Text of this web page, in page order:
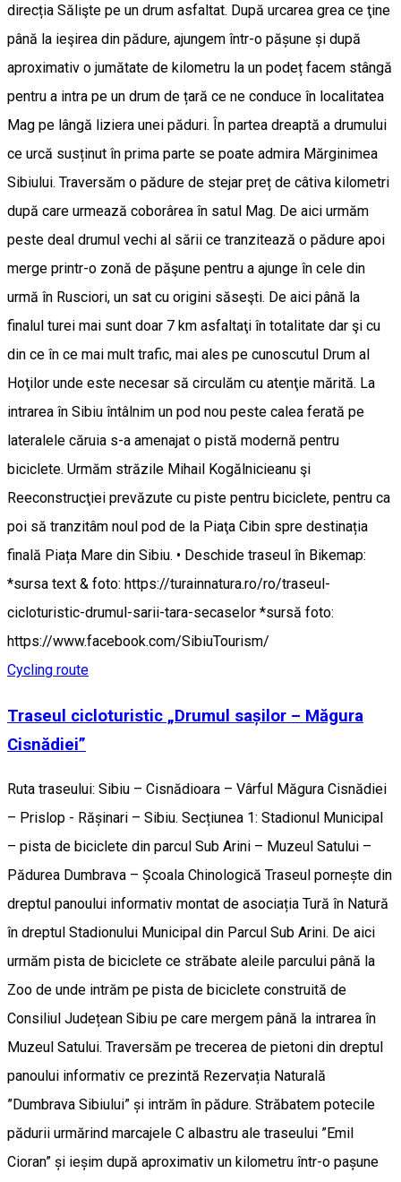
direcția Sălişte pe un drum asfaltat. După urcarea grea ce ţine
până la ieşirea din pădure, ajungem într-o pășune și după
aproximativ o jumătate de kilometru la un podeț facem stângă
pentru a intra pe un drum de țară ce ne conduce în localitatea
Mag pe lângă liziera unei păduri. În partea dreaptă a drumului
ce urcă susținut în prima parte se poate admira Mărginimea
Sibiului. Traversăm o pădure de stejar preț de câtiva kilometri
după care urmează coborârea în satul Mag. De aici urmăm
peste deal drumul vechi al sării ce tranzitează o pădure apoi
merge printr-o zonă de păşune pentru a ajunge în cele din
urmă în Rusciori, un sat cu origini săseşti. De aici până la
finalul turei mai sunt doar 7 km asfaltaţi în totalitate dar şi cu
din ce în ce mai mult trafic, mai ales pe cunoscutul Drum al
Hoţilor unde este necesar să circulăm cu atenţie mărită. La
intrarea în Sibiu întâlnim un pod nou peste calea ferată pe
lateralele căruia s-a amenajat o pistă modernă pentru
biciclete. Urmăm străzile Mihail Kogălnicieanu şi
Reeconstrucţiei prevăzute cu piste pentru biciclete, pentru ca
poi să tranzitâm noul pod de la Piaţa Cibin spre destinația
finală Piața Mare din Sibiu. • Deschide traseul în Bikemap:
*sursa text & foto: https://turainnatura.ro/ro/traseul-
cicloturistic-drumul-sarii-tara-secaselor *sursă foto:
https://www.facebook.com/SibiuTourism/
Cycling route
Traseul cicloturistic „Drumul sașilor – Măgura
Cisnădiei”
Ruta traseului: Sibiu – Cisnădioara – Vârful Măgura Cisnădiei
– Prislop - Rășinari – Sibiu. Secțiunea 1: Stadionul Municipal
– pista de biciclete din parcul Sub Arini – Muzeul Satului –
Pădurea Dumbrava – Școala Chinologică Traseul pornește din
dreptul panoului informativ montat de asociația Tură în Natură
în dreptul Stadionului Municipal din Parcul Sub Arini. De aici
urmăm pista de biciclete ce străbate aleile parcului până la
Zoo de unde intrăm pe pista de biciclete construită de
Consiliul Județean Sibiu pe care mergem până la intrarea în
Muzeul Satului. Traversăm pe trecerea de pietoni din dreptul
panoului informativ ce prezintă Rezervația Naturală
”Dumbrava Sibiului” și intrăm în pădure. Străbatem potecile
pădurii urmărind marcajele C albastru ale traseului ”Emil
Cioran” și ieșim după aproximativ un kilometru într-o pașune